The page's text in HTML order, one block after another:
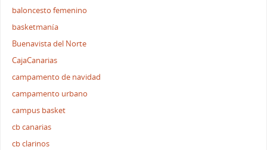
baloncesto femenino
basketmanía
Buenavista del Norte
CajaCanarias
campamento de navidad
campamento urbano
campus basket
cb canarias
cb clarinos